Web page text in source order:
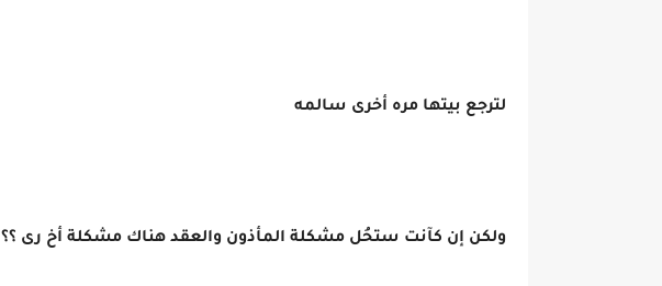
لترجع بيتها مره أخرى سالمه
ولكن إن كآنت ستحُل مشكلة المأذون والعقد هناك مشكلة أخ رى ؟؟